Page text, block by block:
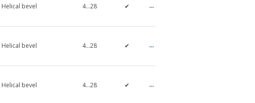
Helical bevel 4…28 ✔
Helical bevel 4…28 ✔
Helical bevel 4…28 ✔